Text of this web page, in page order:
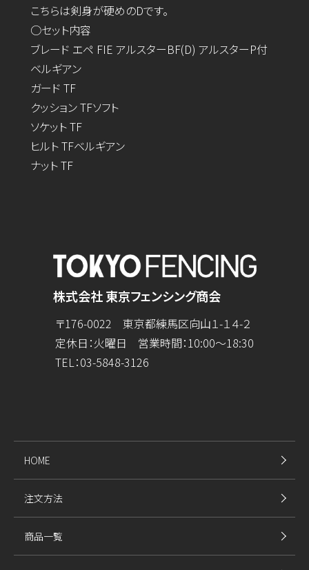
こちらは剣身が硬めのDです。
○セット内容
ブレード エペ FIE アルスターBF(D) アルスターP付
ベルギアン
ガード TF
クッション TFソフト
ソケット TF
ヒルト TFベルギアン
ナット TF
株式会社 東京フェンシング商会
〒176-0022 東京都練馬区向山１-１４-２
定休日：火曜日 営業時間：10:00～18:30
TEL：03-5848-3126
HOME
注文方法
商品一覧